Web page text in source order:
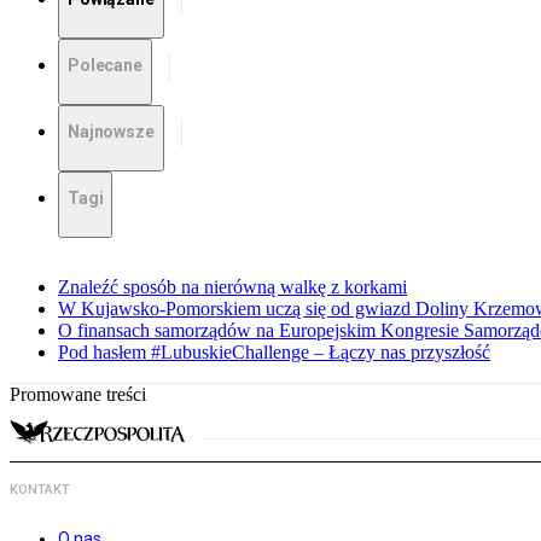
Polecane
Najnowsze
Tagi
Znaleźć sposób na nierówną walkę z korkami
W Kujawsko-Pomorskiem uczą się od gwiazd Doliny
O finansach samorządów na Europejskim Kongresie
Pod hasłem #LubuskieChallenge – Łączy nas przyszłość
Promowane treści
KONTAKT